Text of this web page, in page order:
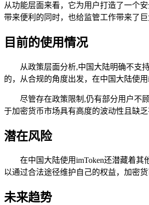
从功能层面来看，它为用户打造了一个
带来便利的同时，也给监管工作带来了巨
目前的使用情况
从政策层面分析,中国大陆明确不支
的，从合规的角度出发，在中国大陆使
尽管存在政策限制,仍有部分用户不
于加密货币市场具有高度的波动性且缺
潜在风险
在中国大陆使用imToken还潜藏着
以通过合法途径维护自己的权益，加密
未来趋势